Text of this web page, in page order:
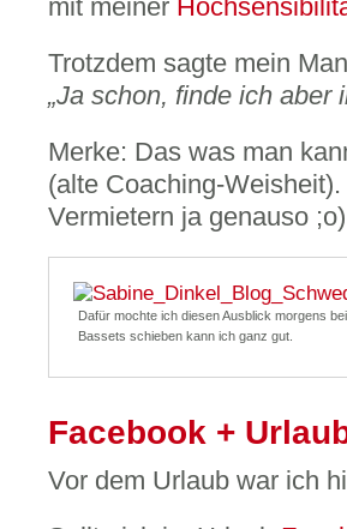
mit meiner
Trotzdem sagte mein
„Ja schon, finde ich aber
Merke: Das was man
(alte Coaching-
Vermietern ja genauso ;o)
Dafür mochte ich diesen Ausblick morgens
Bassets schieben kann ich ganz gut.
Facebook +
Vor dem Urlaub war ich